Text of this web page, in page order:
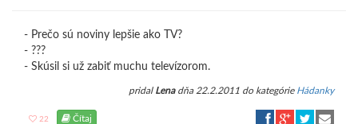
- Prečo sú noviny lepšie ako TV?
- ???
- Skúsil si už zabiť muchu televízorom.
pridal Lenadňa 22.2.2011 do kategórie Hádanky
22 Čítaj